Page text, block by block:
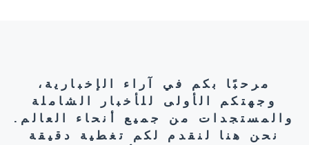
مرحبًا بكم في آراء الإخبارية،
وجهتكم الأولى للأخبار الشاملة
والمستجدات من جميع أنحاء العالم.
نحن هنا لنقدم لكم تغطية دقيقة